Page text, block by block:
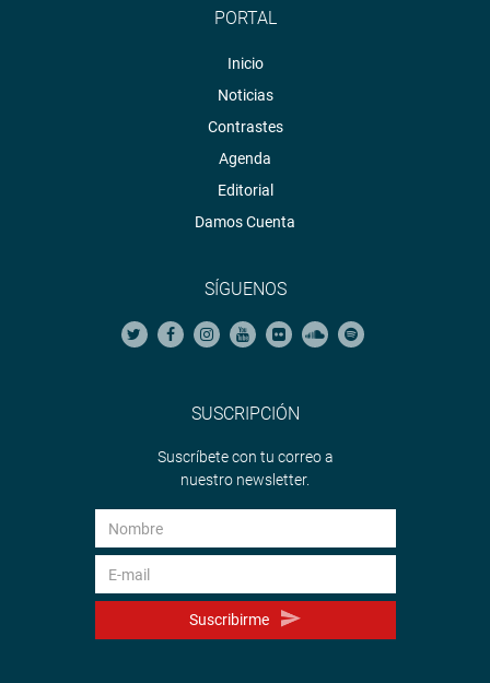
PORTAL
Inicio
Noticias
Contrastes
Agenda
Editorial
Damos Cuenta
SÍGUENOS
SUSCRIPCIÓN
Suscríbete con tu correo a
nuestro newsletter.
Suscribirme